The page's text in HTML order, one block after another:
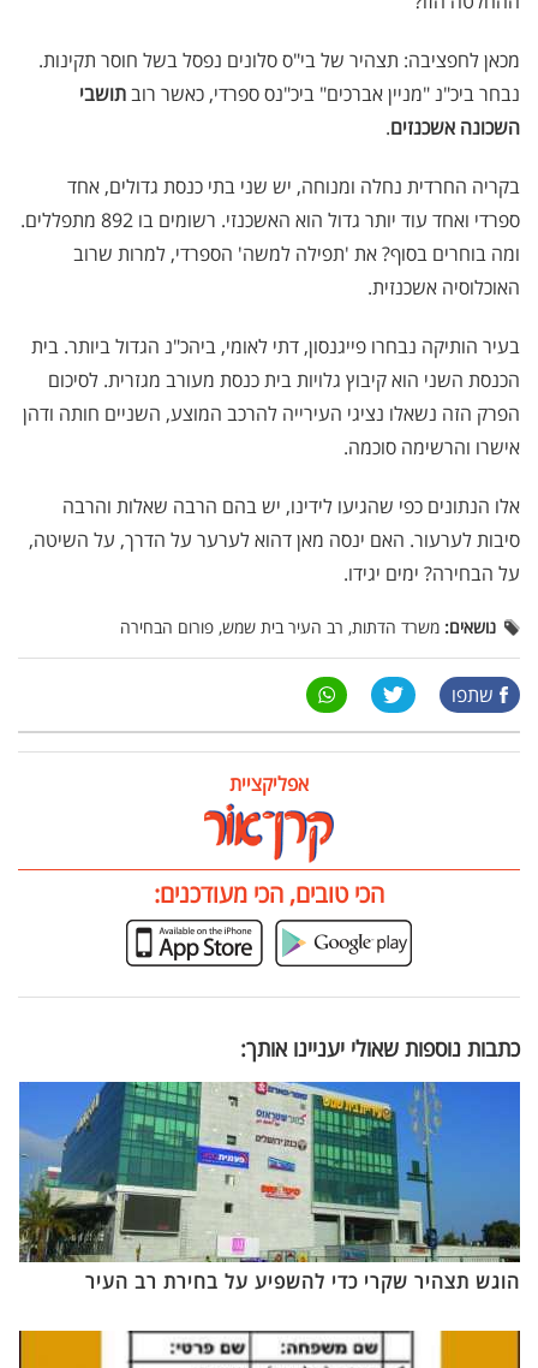
מכאן לחפציבה: תצהיר של בי"ס סלונים נפסל בשל חוסר תקינות.
נבחר ביכ"נ "מניין אברכים" ביכ"נס ספרדי, כאשר רובתושבי
השכונה אשכנזים.
בקריה החרדית נחלה ומנוחה, יש שני בתי כנסת גדולים, אחד
ספרדי ואחד עוד יותר גדול הוא האשכנזי. רשומים בו 892 מתפללים.
ומה בוחרים בסוף? את 'תפילה למשה' הספרדי, למרות שרוב
האוכלוסיה אשכנזית.
בעיר הותיקה נבחרו פייגנסון, דתי לאומי, ביהכ"נ הגדול ביותר. בית
הכנסת השני הוא קיבוץ גלויות בית כנסת מעורב מגזרית. לסיכום
הפרק הזה נשאלו נציגי העירייה להרכב המוצע, השניים חותה ודהן
אישרו והרשימה סוכמה.
אלו הנתונים כפי שהגיעו לידינו, יש בהם הרבה שאלות והרבה
סיבות לערעור. האם ינסה מאן דהוא לערער על הדרך, על השיטה,
על הבחירה? ימים יגידו.
נושאים: משרד הדתות, רב העיר בית שמש, פורום הבחירה
שתפו
אפליקציית
הכי טובים, הכי מעודכנים:
כתבות נוספות שאולי יעניינו אותך:
הוגש תצהיר שקרי כדי להשפיע על בחירת רב העיר